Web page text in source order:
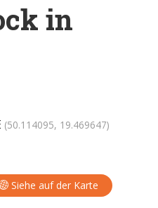
in
(50.114095, 19.469647)
Siehe auf der Karte